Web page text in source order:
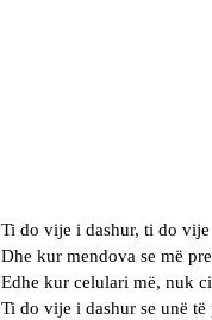
Ti do vije i dashur, ti do vije
Dhe kur mendova se më
Edhe kur celulari më, nuk
Ti do vije i dashur se unë të